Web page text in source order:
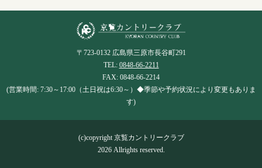
〒723-0132 広島県三原市長谷町291
TEL: 0848-66-2211
FAX: 0848-66-2214
(営業時間: 7:30～17:00（土日祝は6:30～）◆季節や予約状況により変更もありま
す)
(c)copyright 京覧カントリークラブ
2026 Allrights reserved.